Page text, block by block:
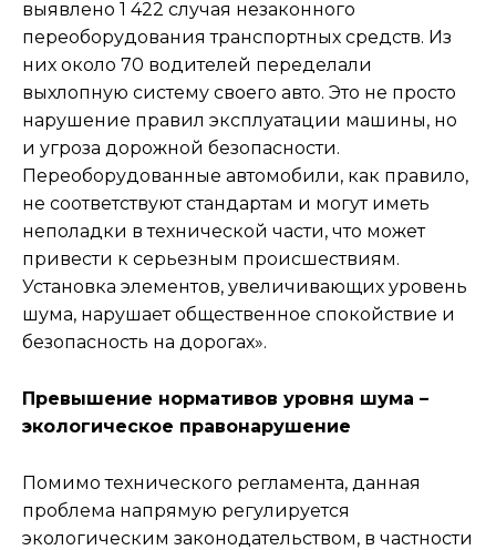
выявлено 1 422 случая незаконного
переоборудования транспортных средств. Из
них около 70 водителей переделали
выхлопную систему своего авто. Это не просто
нарушение правил эксплуатации машины, но
и угроза дорожной безопасности.
Переоборудованные автомобили, как правило,
не соответствуют стандартам и могут иметь
неполадки в технической части, что может
привести к серьезным происшествиям.
Установка элементов, увеличивающих уровень
шума, нарушает общественное спокойствие и
безопасность на дорогах».
Превышение нормативов уровня шума –
экологическое правонарушение
Помимо технического регламента, данная
проблема напрямую регулируется
экологическим законодательством, в частности